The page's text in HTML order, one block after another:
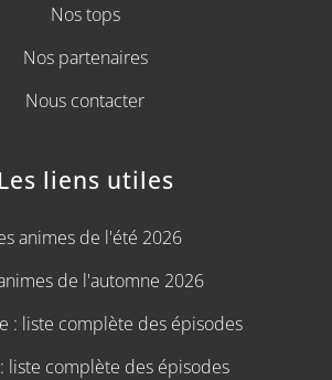
Nos tops
Nos partenaires
Nous contacter
Les liens utiles
animes de l'été 2026
de l'automne 2026
: liste complète des épisodes
liste complète des épisodes